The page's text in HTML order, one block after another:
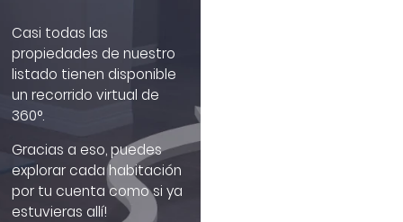
Casi todas las
propiedades de nuestro
listado tienen disponible
un recorrido virtual de
360°.
Gracias a eso, puedes
explorar cada habitación
por tu cuenta como si ya
estuvieras allí!